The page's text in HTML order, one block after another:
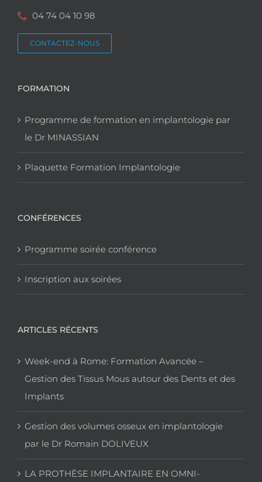
04 74 04 10 98
CONTACTEZ-NOUS
FORMATION
Programme de formation en implantologie par
le Dr MINASSIAN
Plaquette Formation Implantologie
CONFÉRENCES
Programme soirée conférence
Inscription aux soirées
ARTICLES RÉCENTS
Week-end à Rome: Formation Avancée –
Gestion des Tissus Mous autour des Dents et des
Implants
Gestion des volumes osseux en implantologie
par le Dr Romain DOLIVEUX
LA PROTHÈSE IMPLANTAIRE EN OMNI-